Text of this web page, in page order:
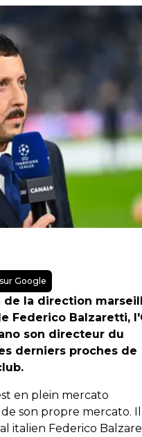
Google
de la direction
Federico Balzaretti,
son directeur du
derniers proches de
en plein mercato
son propre mercato. Il
italien Federico